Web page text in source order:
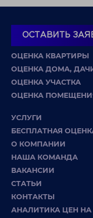
ОСТАВИТЬ
ОЦЕНКА КВАРТИРЫ
ОЦЕНКА ДОМА,
ОЦЕНКА УЧАСТКА
ОЦЕНКА
УСЛУГИ
БЕСПЛАТНАЯ
О КОМПАНИИ
НАША КОМАНДА
ВАКАНСИИ
СТАТЬИ
КОНТАКТЫ
АНАЛИТИКА ЦЕН